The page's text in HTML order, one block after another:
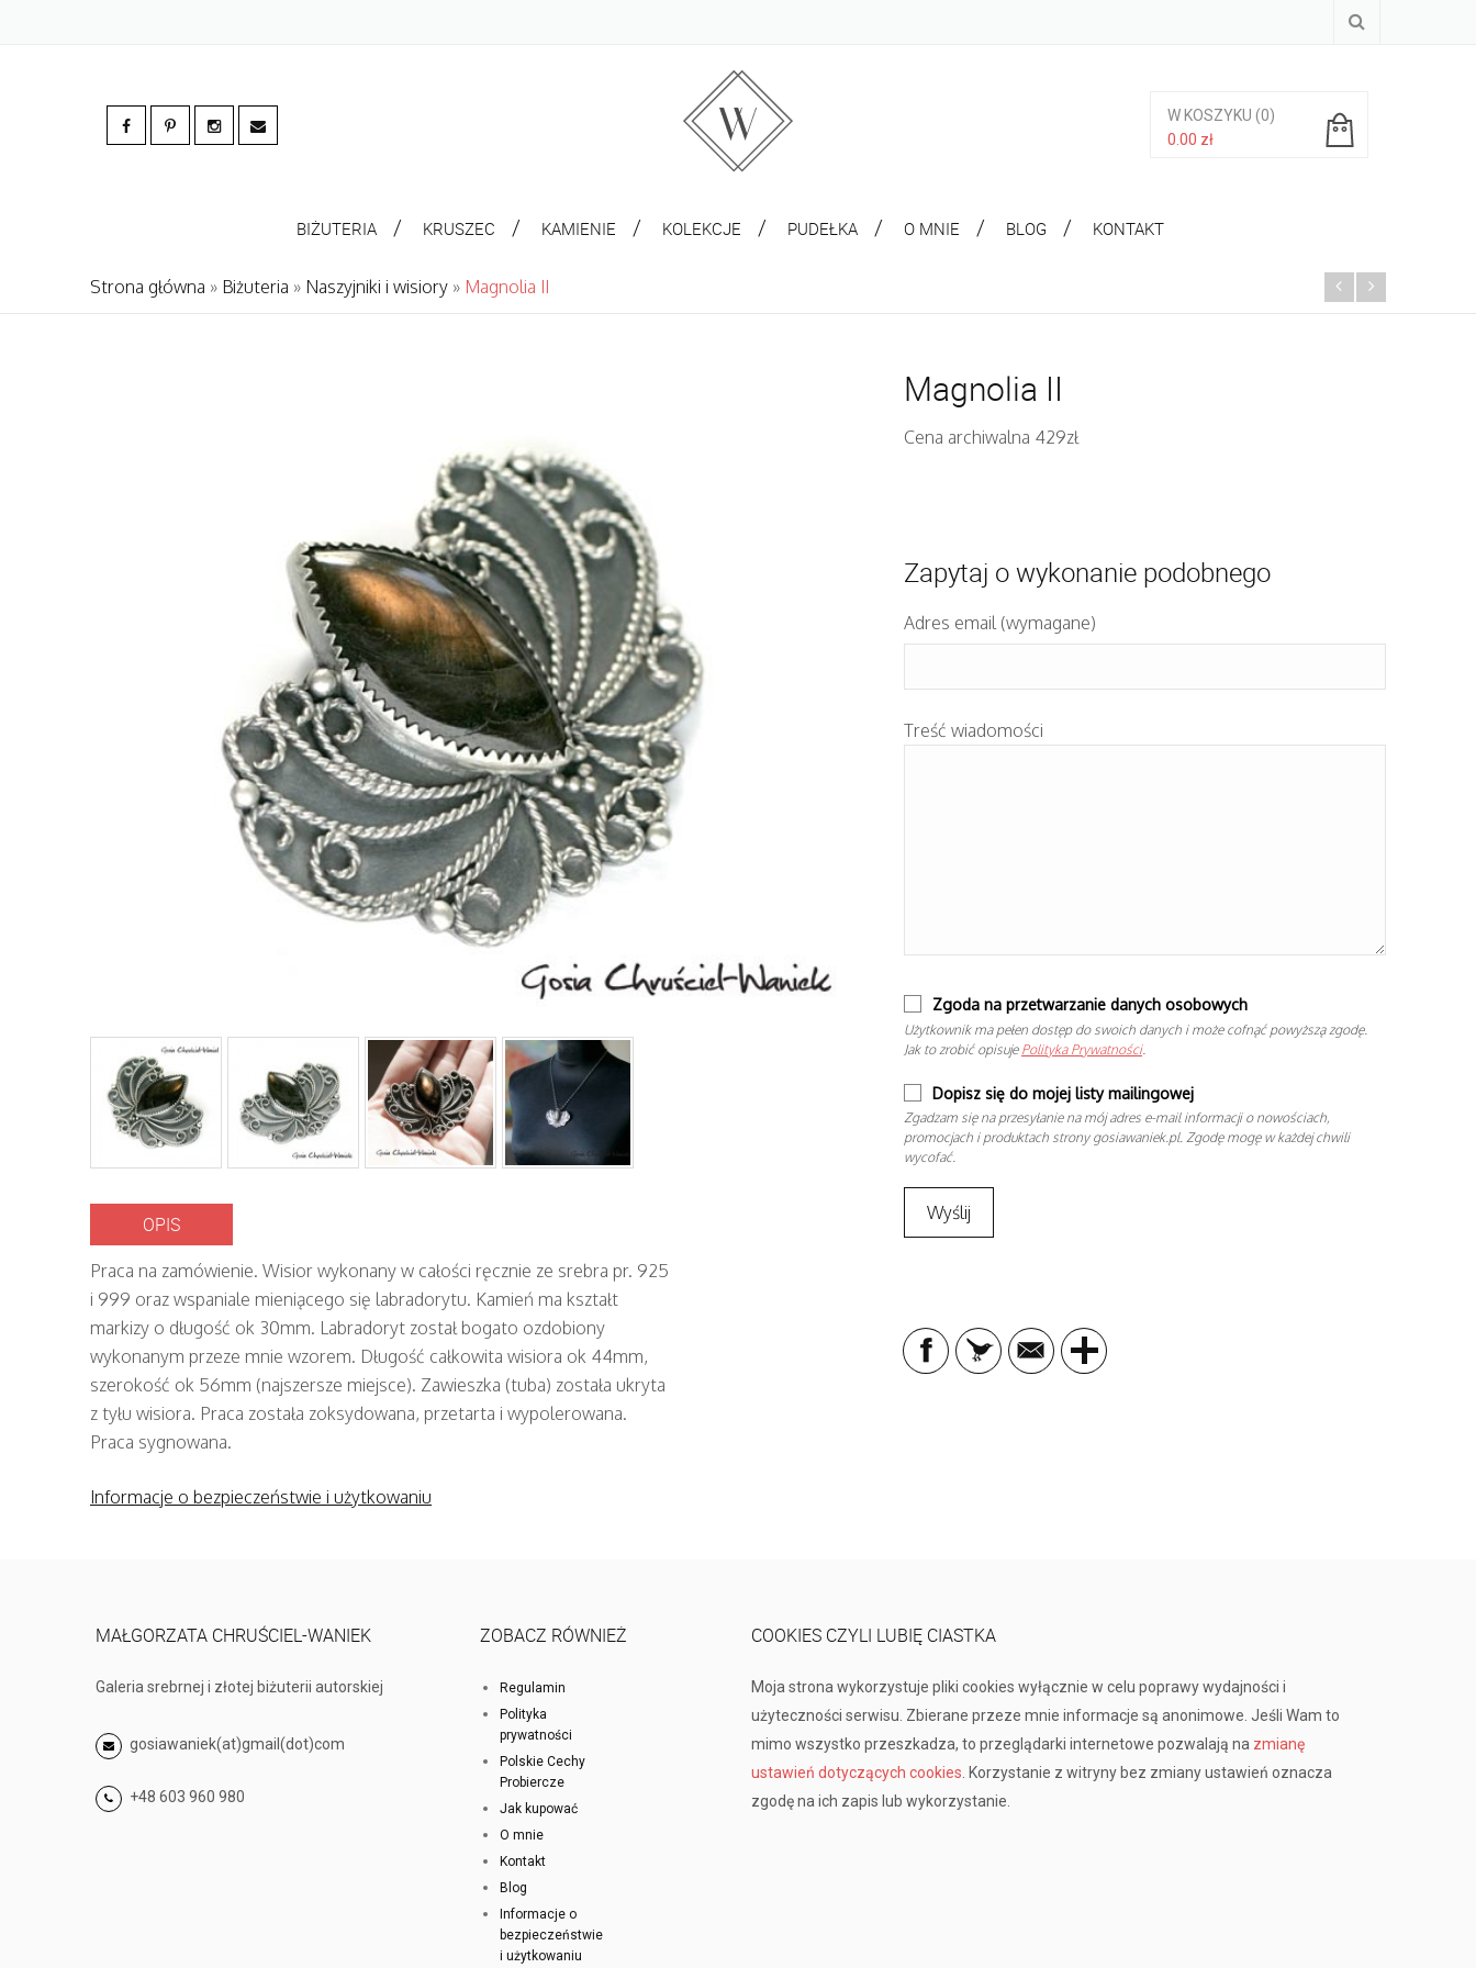
W KOSZYKU (0)
0.00 zł
BIŻUTERIA KRUSZEC KAMIENIE KOLEKCJE PUDEŁKA O MNIE BLOG KONTAKT
Strona główna » Biżuteria » Naszyjniki i wisiory » Magnolia II
OPIS
Praca na zamówienie. Wisior wykonany w całości ręcznie ze srebra pr. 925
i 999 oraz wspaniale mieniącego się labradorytu. Kamień ma kształt
markizy o długość ok 30mm. Labradoryt został bogato ozdobiony
wykonanym przeze mnie wzorem. Długość całkowita wisiora ok 44mm,
szerokość ok 56mm (najszersze miejsce). Zawieszka (tuba) została ukryta
z tyłu wisiora. Praca została zoksydowana, przetarta i wypolerowana.
Praca sygnowana.
Informacje o bezpieczeństwie i użytkowaniu
Magnolia II
Cena archiwalna 429zł
Zapytaj o wykonanie podobnego
Adres email (wymagane)
Treść wiadomości
Zgoda na przetwarzanie danych osobowych
Użytkownik ma pełen dostęp do swoich danych i może cofnąć powyższą zgodę.
Jak to zrobić opisuje Polityka Prywatności.
Dopisz się do mojej listy mailingowej
Zgadzam się na przesyłanie na mój adres e-mail informacji o nowościach,
promocjach i produktach strony gosiawaniek.pl. Zgodę mogę w każdej chwili
wycofać.
MAŁGORZATA CHRUŚCIEL-WANIEK
Galeria srebrnej i złotej biżuterii autorskiej
gosiawaniek(at)gmail(dot)com
+48 603 960 980
ZOBACZ RÓWNIEŻ
Regulamin
Polityka
prywatności
Polskie Cechy
Probiercze
Jak kupować
O mnie
Kontakt
Blog
Informacje o
bezpieczeństwie
i użytkowaniu
COOKIES CZYLI LUBIĘ CIASTKA
Moja strona wykorzystuje pliki cookies wyłącznie w celu poprawy wydajności i
użyteczności serwisu. Zbierane przeze mnie informacje są anonimowe. Jeśli Wam to
mimo wszystko przeszkadza, to przeglądarki internetowe pozwalają na zmianę
ustawień dotyczących cookies . Korzystanie z witryny bez zmiany ustawień oznacza
zgodę na ich zapis lub wykorzystanie.